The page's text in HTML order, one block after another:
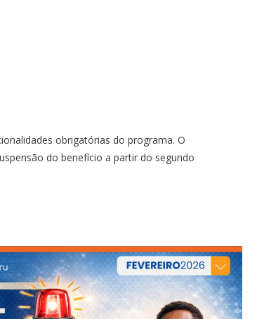
obrigatórias do programa. O
do benefício a partir do segundo